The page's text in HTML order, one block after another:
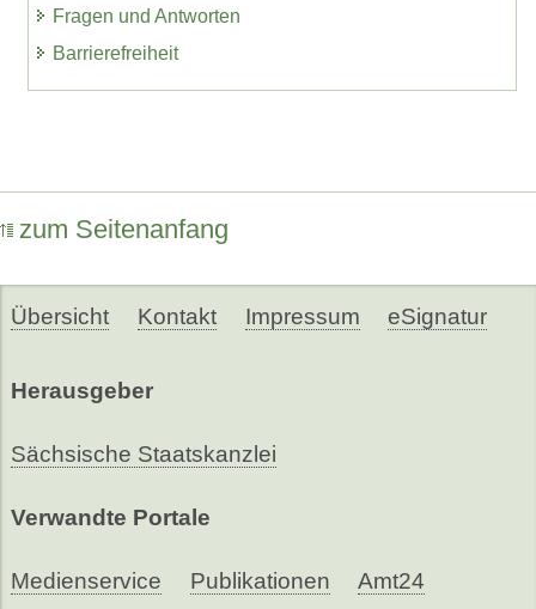
Fragen und Antworten
Barrierefreiheit
zum Seitenanfang
Übersicht Kontakt Impressum eSignatur
Herausgeber
Sächsische Staatskanzlei
Verwandte Portale
Medienservice Publikationen Amt24